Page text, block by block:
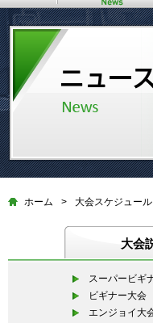
ホーム > 大会スケジュール
大会
スーパービギ
ビギナー大会
エンジョイ大